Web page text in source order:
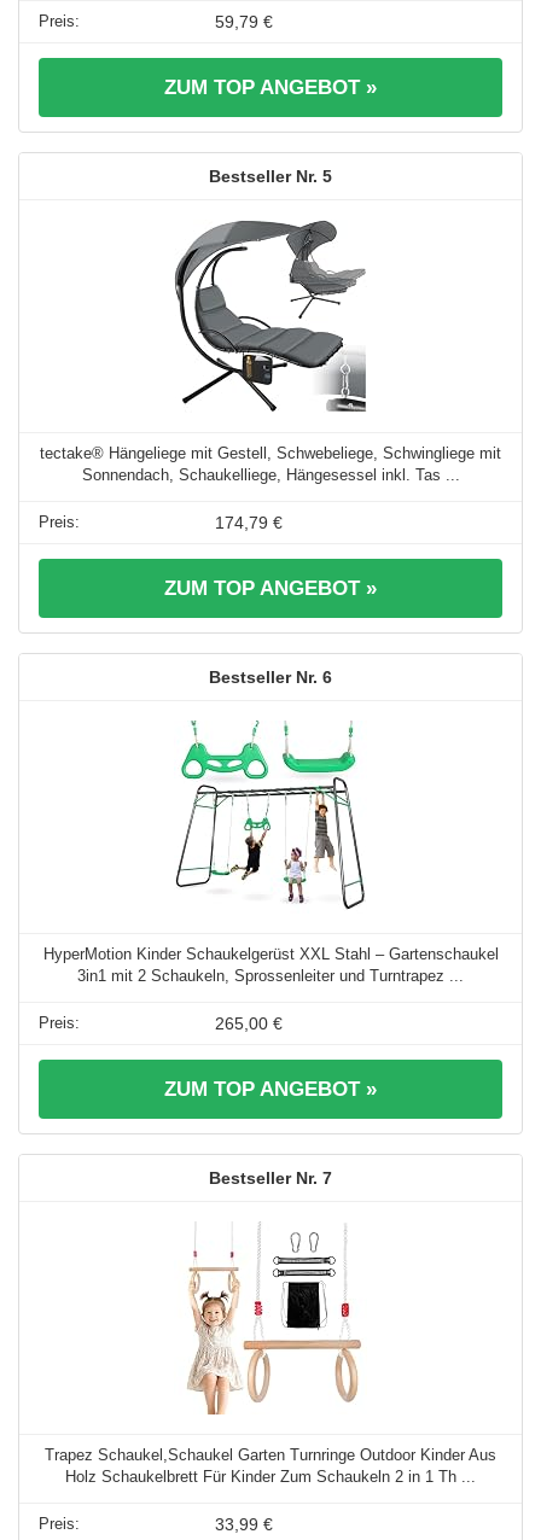
59,79 €
ZUM TOP ANGEBOT »
5
tectake® Hängeliege mit Gestell, Schwebeliege, Schwingliege mit
Sonnendach, Schaukelliege, Hängesessel inkl. Tas ...
174,79 €
ZUM TOP ANGEBOT »
6
HyperMotion Kinder Schaukelgerüst XXL Stahl – Gartenschaukel
3in1 mit 2 Schaukeln, Sprossenleiter und Turntrapez ...
265,00 €
ZUM TOP ANGEBOT »
7
Trapez Schaukel,Schaukel Garten Turnringe Outdoor Kinder Aus
Holz Schaukelbrett Für Kinder Zum Schaukeln 2 in 1 Th ...
33,99 €